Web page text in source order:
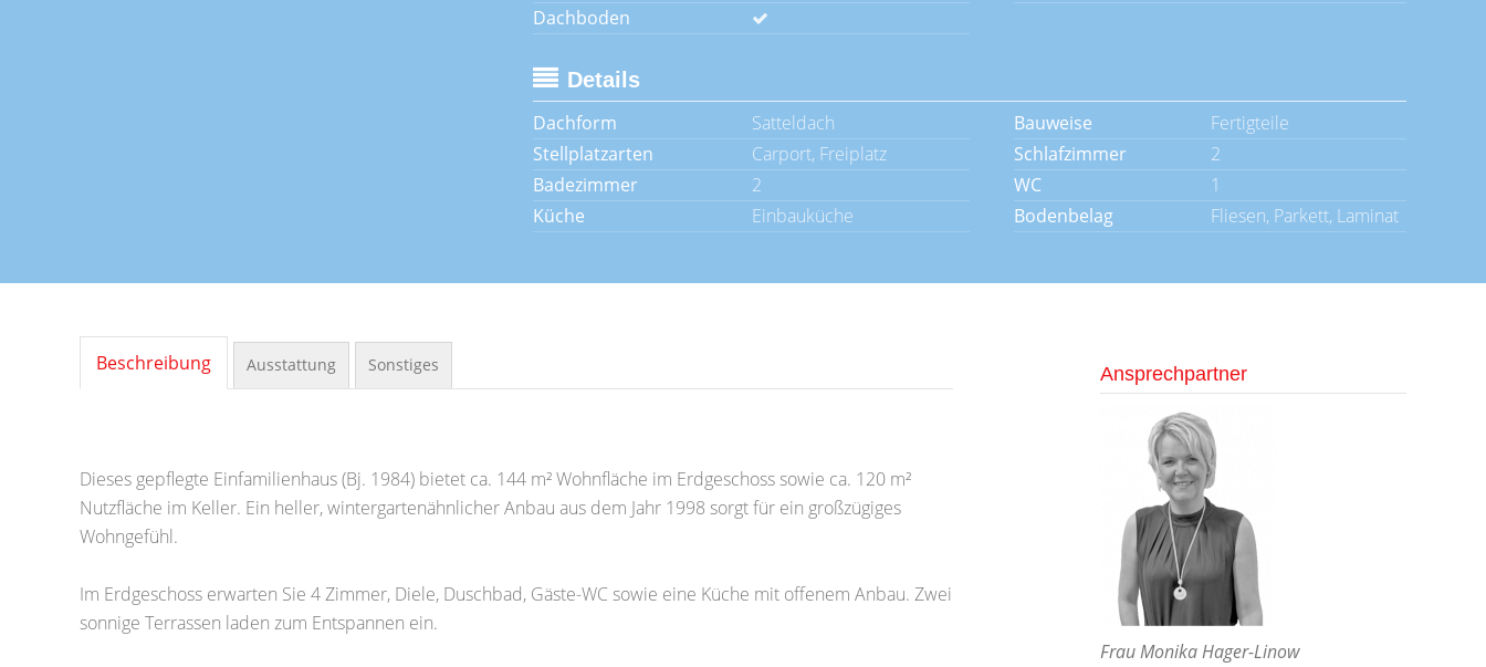
Dachboden
Details
Dachform
Satteldach Bauweise
Fertigteile
Stellplatzarten
Carport, Freiplatz Schlafzimmer
2
Badezimmer
2 WC
1
Küche
Einbauküche Bodenbelag Fliesen, Parkett, Laminat
Beschreibung Ausstattung Sonstiges
Dieses gepflegte Einfamilienhaus (Bj. 1984) bietet ca. 144 m² Wohnfläche im Erdgeschoss sowie ca. 120 m²
Nutzfläche im Keller. Ein heller, wintergartenähnlicher Anbau aus dem Jahr 1998 sorgt für ein großzügiges
Wohngefühl.
Im Erdgeschoss erwarten Sie 4 Zimmer, Diele, Duschbad, Gäste-WC sowie eine Küche mit offenem Anbau. Zwei
sonnige Terrassen laden zum Entspannen ein.
Ansprechpartner
Frau Monika Hager-Linow